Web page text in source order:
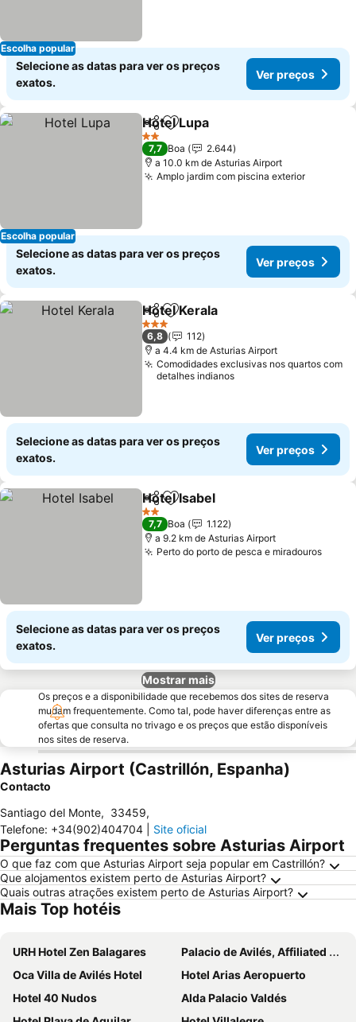
Escolha popular
Selecione as datas para ver os preços
exatos.
Ver preços
Escolha popular
PartilharAdicionar aos favoritos
Hotel Lupa
2 Estrelas
7,7 Boa
2.644
a 10.0 km de Asturias Airport
Amplo jardim com piscina exteriorVer
Selecione as datas para ver os preços
exatos.
Ver preços
PartilharAdicionar aos favoritos
Hotel Kerala
3 Estrelas
6,8
112
a 4.4 km de Asturias Airport
Comodidades exclusivas nos quartos com
detalhes indianos
Selecione as datas para ver os preços
exatos.
Ver preços
PartilharAdicionar aos favoritos
Hotel Isabel
2 Estrelas
7,7 Boa
1.122
a 9.2 km de Asturias Airport
Perto do porto de pesca e miradourosVer
Selecione as datas para ver os preços
exatos.
Ver preços
Mostrar mais
Os preços e a disponibilidade que recebemos dos sites de reserva
mudam frequentemente. Como tal, pode haver diferenças entre as
ofertas que consulta no trivago e os preços que estão disponíveis
nos sites de reserva.
Asturias Airport (Castrillón, Espanha)
Contacto
Santiago del Monte, 33459,
Telefone: +34(902)404704 Site oficial
Perguntas frequentes sobre Asturias Airport
O que faz com que Asturias Airport seja popular em Castrillón?
Que alojamentos existem perto de Asturias Airport?
Quais outras atrações existem perto de Asturias Airport?
Mais Top hotéis
URH Hotel Zen Balagares
Palacio de Avilés, Affiliated by Meliá
Oca Villa de Avilés Hotel
Hotel Arias Aeropuerto
Hotel 40 Nudos
Alda Palacio Valdés